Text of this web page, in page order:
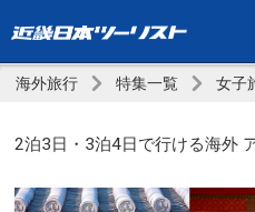
海外旅行 特集一覧 女子
2泊3日・3泊4日で行ける海外